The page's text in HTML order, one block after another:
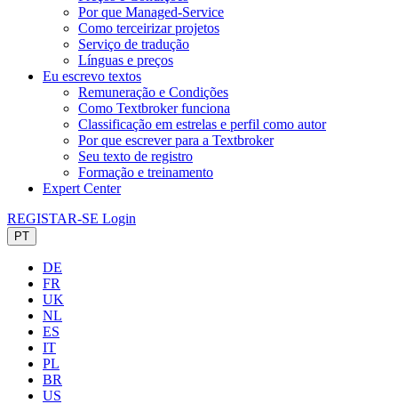
Por que Managed-Service
Como terceirizar projetos
Serviço de tradução
Línguas e preços
Eu escrevo textos
Remuneração e Condições
Como Textbroker funciona
Classificação em estrelas e perfil como autor
Por que escrever para a Textbroker
Seu texto de registro
Formação e treinamento
Expert Center
REGISTAR-SE Login
PT
DE
FR
UK
NL
ES
IT
PL
BR
US